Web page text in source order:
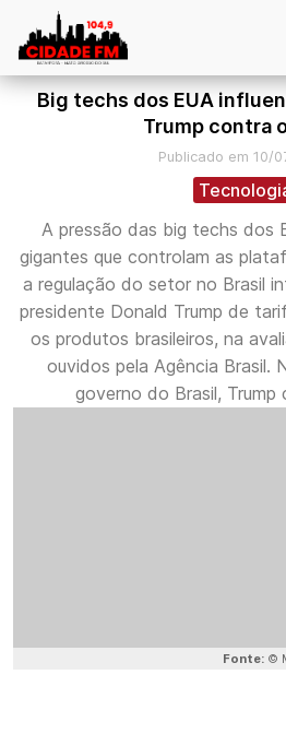
Big techs dos EUA
Trump contra
Publicado em 10/
A pressão das big techs dos
gigantes que controlam as
a regulação do setor no Brasil
presidente Donald Trump de
os produtos brasileiros, na
ouvidos pela Agência Brasil.
governo do Brasil, Trump
Fonte: ©